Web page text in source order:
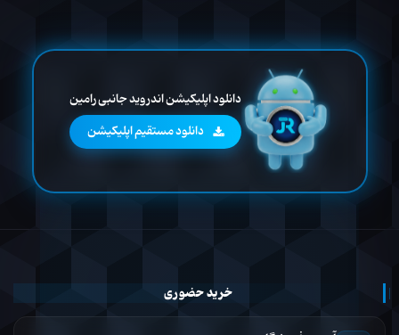
دانلود اپلیکیشن اندروید جانبی رامین
دانلود مستقیم اپلیکیشن
خرید حضوری